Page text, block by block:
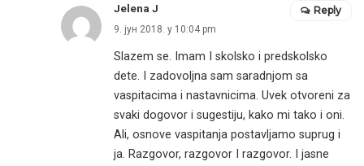
Jelena J
9. јун 2018. у 10:04 pm
Slazem se. Imam I skolsko i predskolsko
dete. I zadovoljna sam saradnjom sa
vaspitacima i nastavnicima. Uvek otvoreni za
svaki dogovor i sugestiju, kako mi tako i oni.
Ali, osnove vaspitanja postavljamo suprug i
ja. Razgovor, razgovor I razgovor. I jasne
Reply